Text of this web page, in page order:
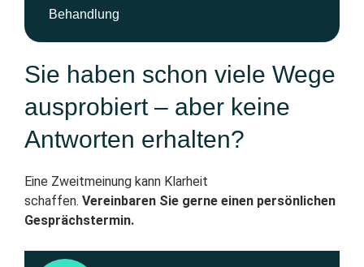
Behandlung
Sie haben schon viele Wege
ausprobiert – aber keine
Antworten erhalten?
Eine Zweitmeinung kann Klarheit
schaffen. Vereinbaren Sie gerne einen persönlichen
Gesprächstermin.